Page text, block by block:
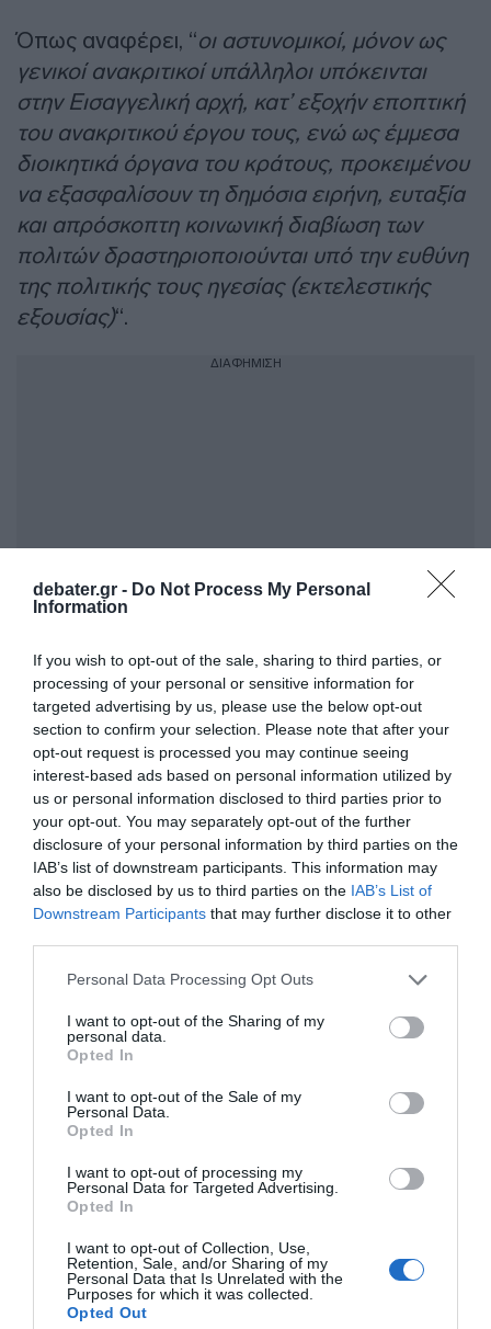
debater.gr - Do Not Process My Personal
Information
If you wish to opt-out of the sale, sharing to third parties, or
processing of your personal or sensitive information for
targeted advertising by us, please use the below opt-out
section to confirm your selection. Please note that after your
opt-out request is processed you may continue seeing
interest-based ads based on personal information utilized by
us or personal information disclosed to third parties prior to
your opt-out. You may separately opt-out of the further
disclosure of your personal information by third parties on the
IAB’s list of downstream participants. This information may
also be disclosed by us to third parties on the IAB’s List of
Downstream Participants that may further disclose it to other
Please note that this website/app uses one or more Google
not limited to your visit or usage behaviour. You may click to
grant or deny consent to Google and its third-party tags to
use your data for below specified purposes in below Google
consent section.
Personal Data Processing Opt Outs
I want to opt-out of the Sharing of my
personal data.
Opted In
I want to opt-out of the Sale of my
Personal Data.
Opted In
I want to opt-out of processing my
Personal Data for Targeted Advertising.
Opted In
I want to opt-out of Collection, Use,
Retention, Sale, and/or Sharing of my
Personal Data that Is Unrelated with the
Purposes for which it was collected.
Opted Out
Όπως αναφέρει, “οι αστυνομικοί, μόνον ως
γενικοί ανακριτικοί υπάλληλοι υπόκεινται
στην Εισαγγελική αρχή, κατ’ εξοχήν εποπτική
του ανακριτικού έργου τους, ενώ ως έμμεσα
διοικητικά όργανα του κράτους, προκειμένου
να εξασφαλίσουν τη δημόσια ειρήνη, ευταξία
και απρόσκοπτη κοινωνική διαβίωση των
πολιτών δραστηριοποιούνται υπό την ευθύνη
της πολιτικής τους ηγεσίας (εκτελεστικής
εξουσίας)“.
ΔΙΑΦΗΜΙΣΗ
“Οι εισαγγελείς, ως ισόβιοι δικαστικοί
λειτουργοί, κατά την άσκηση των καθηκόντων
τους, εφαρμόζουν το Σύνταγμα και τους
νόμους και δεν εμπλέκουν τη δικαστική
εξουσία στις αρμοδιότητες των άλλων
λειτουργών της Πολιτείας (του άρθρου 26
του Συντάγματος), ούτε, πράγμα αδιανόητο
άλλωστε, μπορούν να αξιώνουν
υποκατάσταση της νομοθετικής ή
εκτελεστικής εξουσίας με υπόδειξη ή καθ’
οιονδήποτε τρόπο προώθηση είτε
επιλογών της σκοπιμότερης λύσης
, καταλήγει
στην απάντησή του ο Βασίλης Πλιώτας.
Ακολούθησε το debater.gr στο
και μάθετε πρώτοι όλες τις ειδήσεις